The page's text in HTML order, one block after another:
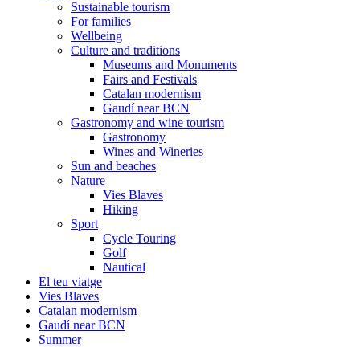
Sustainable tourism
For families
Wellbeing
Culture and traditions
Museums and Monuments
Fairs and Festivals
Catalan modernism
Gaudí near BCN
Gastronomy and wine tourism
Gastronomy
Wines and Wineries
Sun and beaches
Nature
Vies Blaves
Hiking
Sport
Cycle Touring
Golf
Nautical
El teu viatge
Vies Blaves
Catalan modernism
Gaudí near BCN
Summer